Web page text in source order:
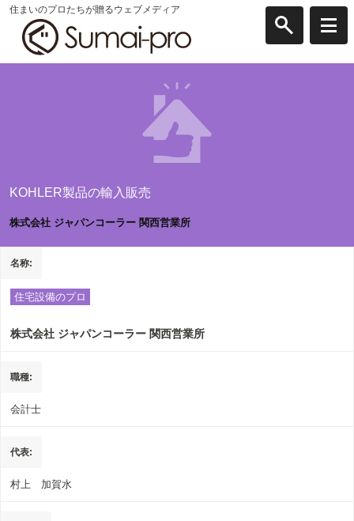
住まいのプロたちが贈るウェブメディア
KOHLER製品の輸入販売
株式会社 ジャパンコーラー 関西営業所
名称
住宅設備のプロ
株式会社 ジャパンコーラー 関西営業所
職種
会計士
代表
村上 加賀水